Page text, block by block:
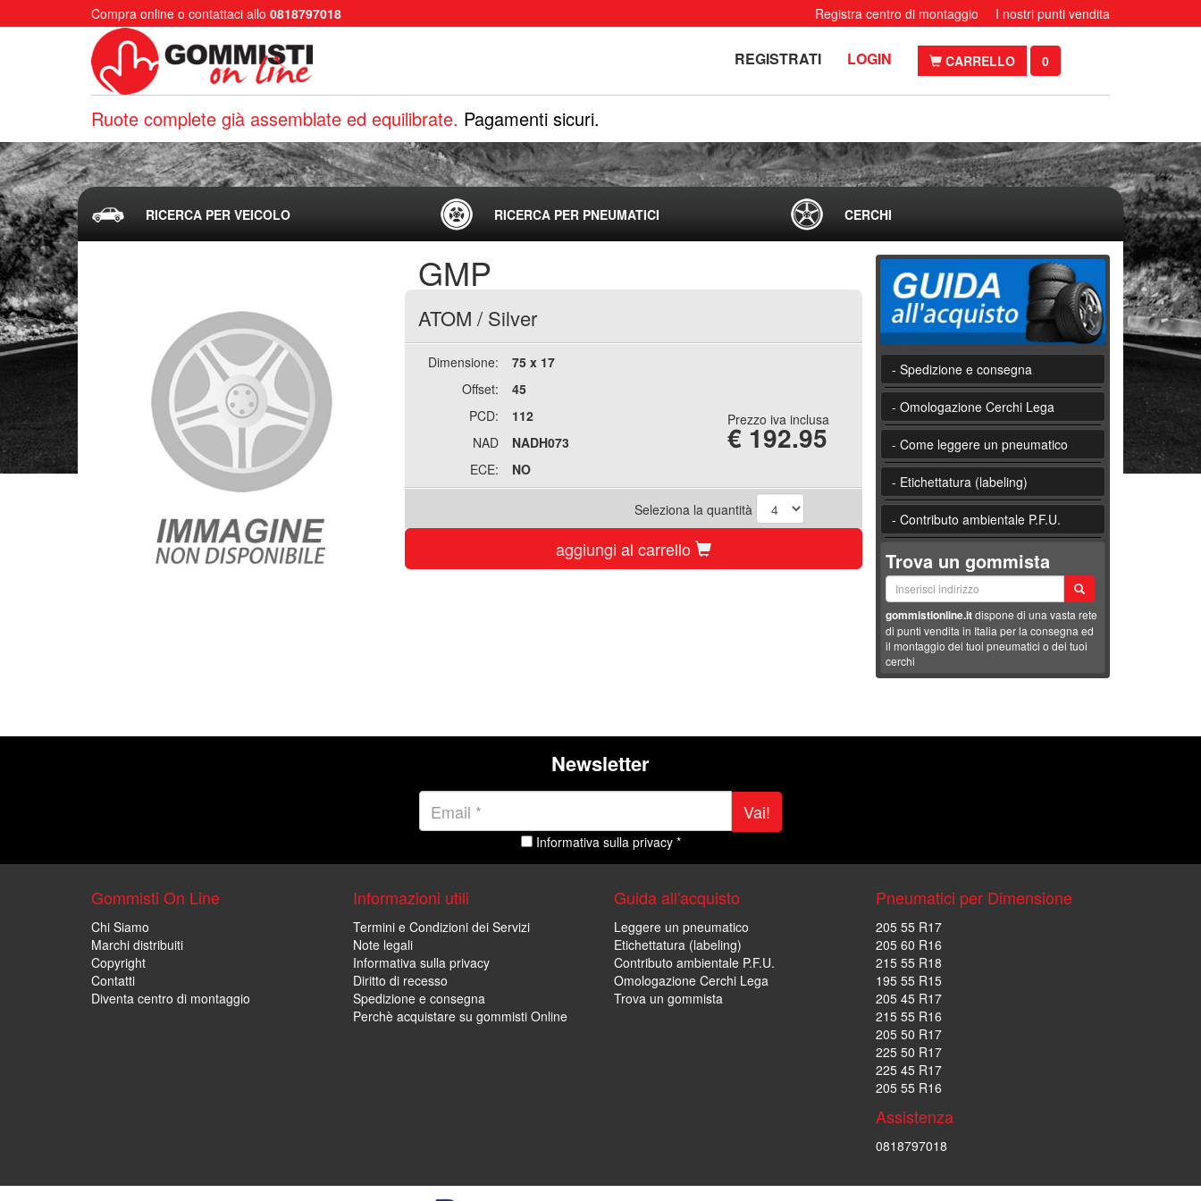
Compra online o contattaci allo 0818797018 Registra centro di montaggio I nostri punti vendita
REGISTRATI LOGIN CARRELLO 0
Ruote complete già assemblate ed equilibrate. Pagamenti sicuri.
RICERCA PER VEICOLO RICERCA PER PNEUMATICI CERCHI
GMP
ATOM / Silver
Dimensione:
75 x 17
Offset:
45
PCD:
112
NAD
NADH073
ECE:
NO
Prezzo iva inclusa
€ 192.95
Seleziona la quantità
aggiungi al carrello
- Spedizione e consegna
- Omologazione Cerchi Lega
- Come leggere un pneumatico
- Etichettatura (labeling)
- Contributo ambientale P.F.U.
Trova un gommista
gommistionline.itdispone di una vasta rete
di punti vendita in Italia per la consegna ed
il montaggio dei tuoi pneumatici o dei tuoi
cerchi
Newsletter
Vai!
Informativa sulla privacy *
Gommisti On Line
Chi Siamo
Marchi distribuiti
Copyright
Contatti
Diventa centro di montaggio
Informazioni utili
Termini e Condizioni dei Servizi
Note legali
Informativa sulla privacy
Diritto di recesso
Spedizione e consegna
Perchè acquistare su gommisti Online
Guida all'acquisto
Leggere un pneumatico
Etichettatura (labeling)
Contributo ambientale P.F.U.
Omologazione Cerchi Lega
Trova un gommista
Pneumatici per Dimensione
205 55 R17
205 60 R16
215 55 R18
195 55 R15
205 45 R17
215 55 R16
205 50 R17
225 50 R17
225 45 R17
205 55 R16
Assistenza
0818797018